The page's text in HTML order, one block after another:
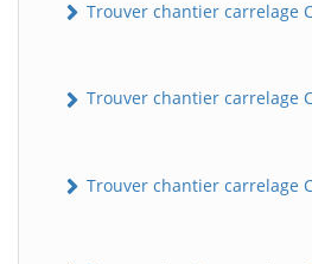
Trouver chantier carrelage
Trouver chantier carrelage
Trouver chantier carrelage